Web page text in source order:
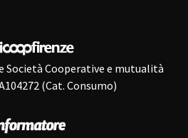
Società Cooperative e mutualità
(Cat. Consumo)